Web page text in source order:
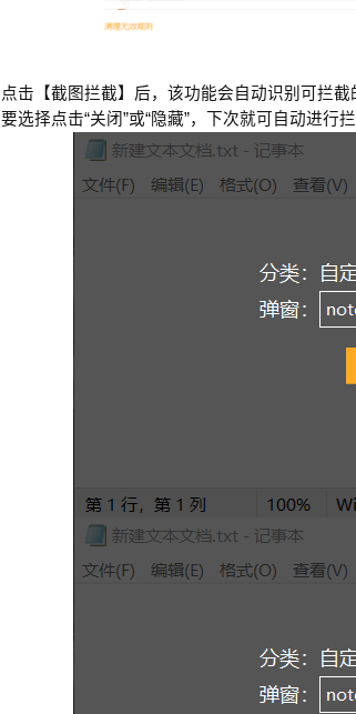
点击【截图拦截】后，该功能会自动识别可拦
要选择点击“关闭”或“隐藏”，下次就可自动进行拦